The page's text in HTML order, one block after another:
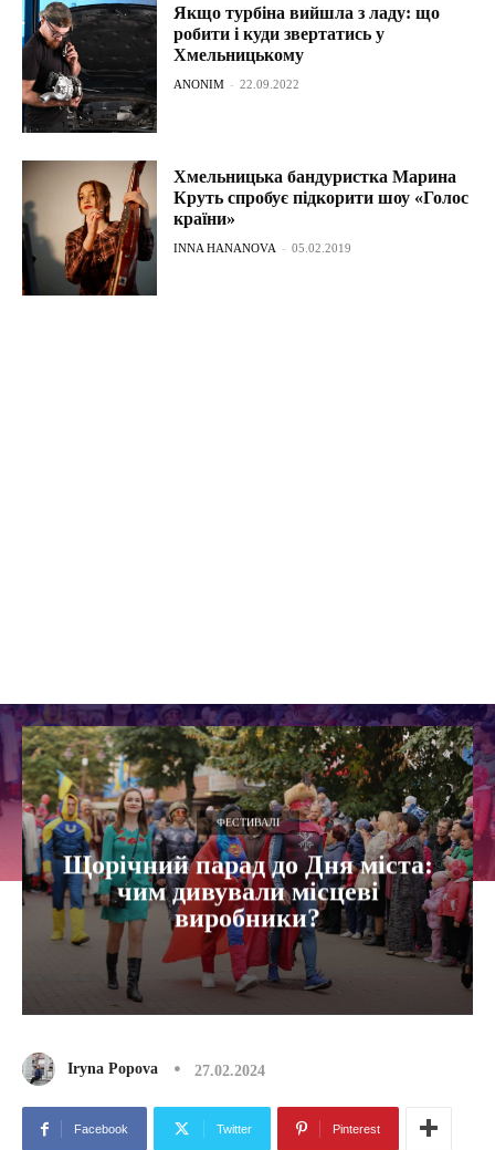
Якщо турбіна вийшла з ладу: що
робити і куди звертатись у
Хмельницькому
ANONIM - 22.09.2022
Хмельницька бандуристка Марина
Круть спробує підкорити шоу «Голос
країни»
INNA HANANOVA - 05.02.2019